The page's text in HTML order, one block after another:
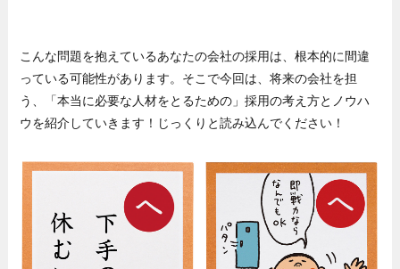
こんな問題を抱えているあなたの会社の採用は、根本的に間違
っている可能性があります。そこで今回は、将来の会社を担
う、「本当に必要な人材をとるための」採用の考え方とノウハ
ウを紹介していきます！じっくりと読み込んでください！